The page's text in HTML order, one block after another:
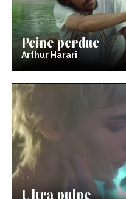
Peine perdue
Arthur Harari
Ultra pulpe